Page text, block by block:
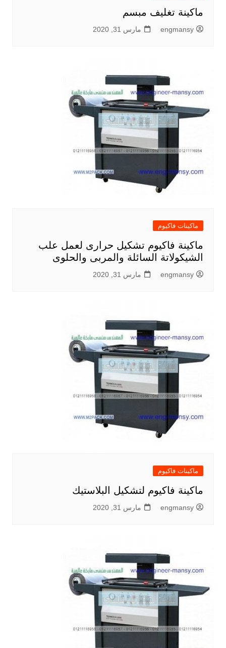
ماكينة تغليف مبسم
engmansy مارس 31, 2020
ماكينات فاكيوم
ماكينة فاكيوم تشكيل حرارى لعمل علب
الشيكولاتة السائلة والمربى والحلوى
engmansy مارس 31, 2020
ماكينات فاكيوم
ماكينة فاكيوم لتشكيل البلاستيك
engmansy مارس 31, 2020